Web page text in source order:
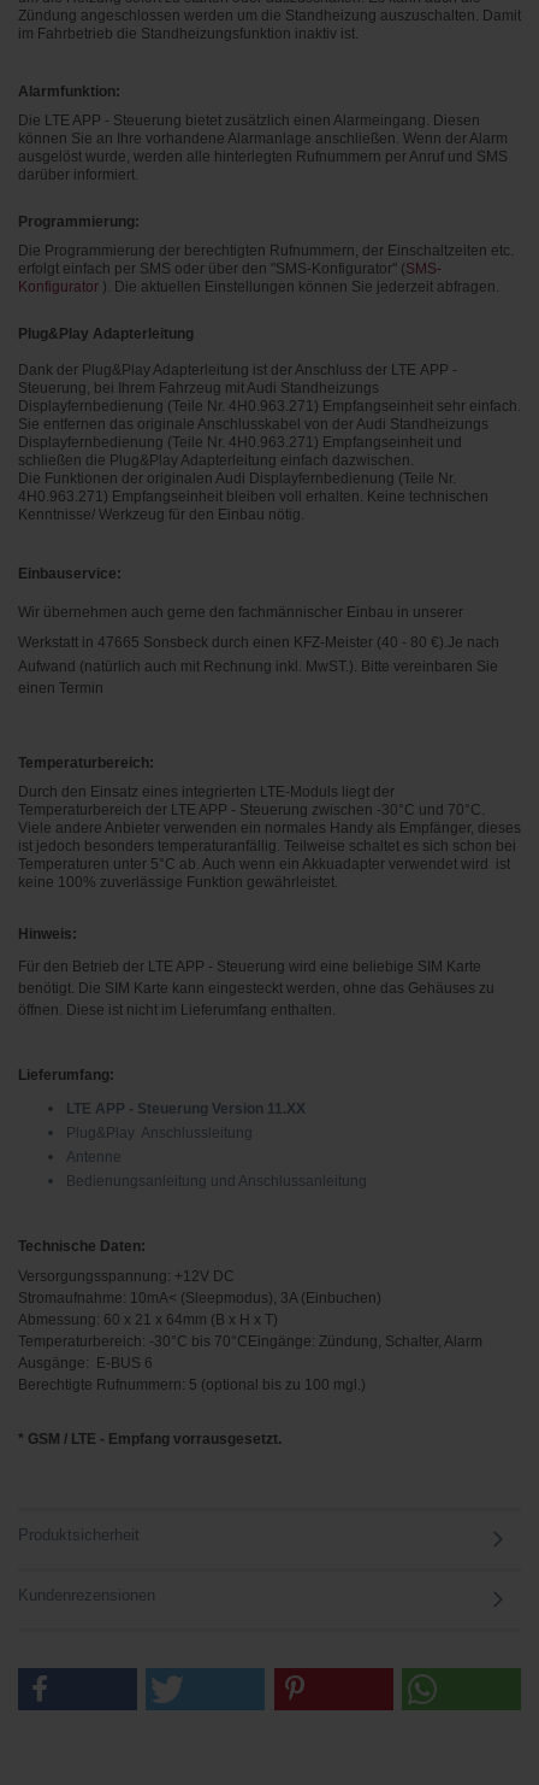
Zündung angeschlossen werden um die Standheizung auszuschalten. Damit
im Fahrbetrieb die Standheizungsfunktion inaktiv ist.
Alarmfunktion:
Die LTE APP - Steuerung bietet zusätzlich einen Alarmeingang. Diesen
können Sie an Ihre vorhandene Alarmanlage anschließen. Wenn der Alarm
ausgelöst wurde, werden alle hinterlegten Rufnummern per Anruf und SMS
darüber informiert.
Programmierung:
Die Programmierung der berechtigten Rufnummern, der Einschaltzeiten etc.
erfolgt einfach per SMS oder über den "SMS-Konfigurator" (SMS-
Konfigurator ). Die aktuellen Einstellungen können Sie jederzeit abfragen.
Plug&Play Adapterleitung
Dank der Plug&Play Adapterleitung ist der Anschluss der LTE APP -
Steuerung, bei Ihrem Fahrzeug mitAudi Standheizungs
Displayfernbedienung (Teile Nr. 4H0.963.271) Empfangseinheit sehr einfach.
Sie entfernen das originale Anschlusskabel von derAudi Standheizungs
Displayfernbedienung (Teile Nr. 4H0.963.271) Empfangseinheit und
schließen die Plug&Play Adapterleitung einfach dazwischen.
Die Funktionen der originalen Audi Displayfernbedienung (Teile Nr.
4H0.963.271) Empfangseinheit bleiben voll erhalten. Keine technischen
Kenntnisse/ Werkzeug für den Einbau nötig.
Einbauservice:
Wir übernehmen auch gerne den fachmännischer Einbau in unserer
Werkstatt in 47665 Sonsbeck durch einen KFZ-Meister (40 - 80 €).Je nach
Aufwand (natürlich auch mit Rechnung inkl. MwST.). Bitte vereinbaren Sie
einen Termin
Temperaturbereich:
Durch den Einsatz eines integrierten LTE-Moduls liegt der
Temperaturbereich der LTE APP - Steuerung zwischen -30°C und 70°C.
Viele andere Anbieter verwenden ein normales Handy als Empfänger, dieses
ist jedoch besonders temperaturanfällig. Teilweise schaltet es sich schon bei
Temperaturen unter 5°C ab. Auch wenn ein Akkuadapter verwendet wird ist
keine 100% zuverlässige Funktion gewährleistet.
Hinweis:
Für den Betrieb der LTE APP - Steuerung wird eine beliebige SIM Karte
benötigt. Die SIM Karte kann eingesteckt werden, ohne das Gehäuses zu
öffnen. Diese ist nicht im Lieferumfang enthalten.
Lieferumfang:
LTE APP - Steuerung Version 11.XX
Plug&Play Anschlussleitung
Antenne
Bedienungsanleitung und Anschlussanleitung
Technische Daten:
Versorgungsspannung: +12V DC
Stromaufnahme: 10mA< (Sleepmodus), 3A (Einbuchen)
Abmessung: 60 x 21 x 64mm (B x H x T)
Temperaturbereich: -30°C bis 70°C Eingänge: Zündung, Schalter, Alarm
Ausgänge: E-BUS 6
Berechtigte Rufnummern: 5 (optional bis zu 100 mgl.)
* GSM / LTE - Empfang vorrausgesetzt.
Produktsicherheit
Kundenrezensionen